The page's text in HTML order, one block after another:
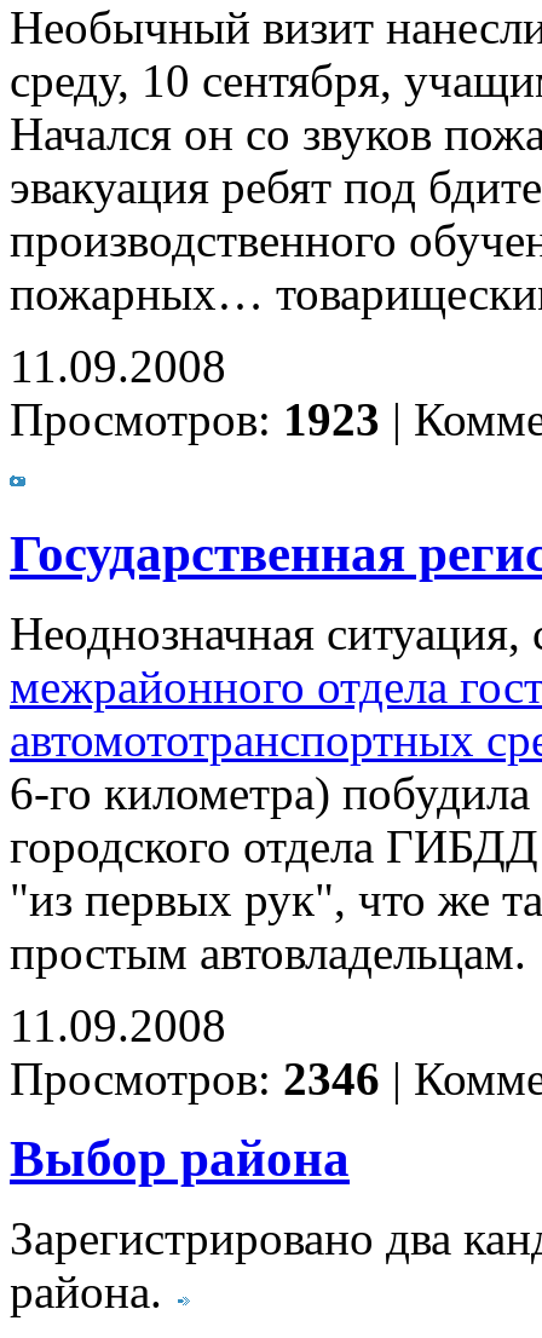
Необычный визит
среду, 10 сентября,
Начался он со звуков
эвакуация ребят под
производственного
пожарных…
11.09.2008
Просмотров: 1923 |
Государственная
Неоднозначная
межрайонного отдела
автомототранспортных
6-го километра) побудила
городского отдела
"из первых рук", что же
простым автовладельцам.
11.09.2008
Просмотров: 2346 |
Выбор района
Зарегистрировано два
района.